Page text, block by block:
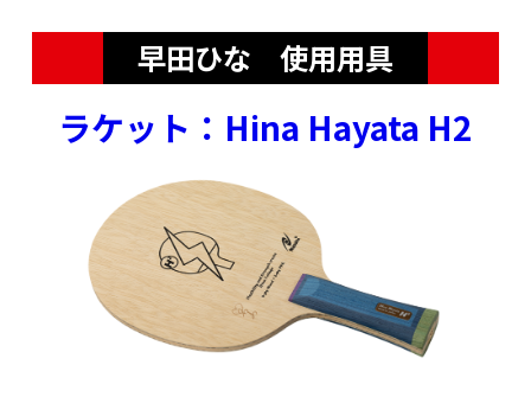
早田ひな 使用用具
ラケット：Hina Hayata H2